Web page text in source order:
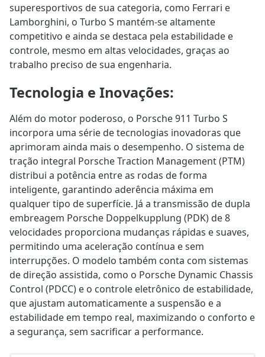
superesportivos de sua categoria, como Ferrari e
Lamborghini, o Turbo S mantém-se altamente
competitivo e ainda se destaca pela estabilidade e
controle, mesmo em altas velocidades, graças ao
trabalho preciso de sua engenharia.
Tecnologia e Inovações:
Além do motor poderoso, o Porsche 911 Turbo S
incorpora uma série de tecnologias inovadoras que
aprimoram ainda mais o desempenho. O sistema de
tração integral Porsche Traction Management (PTM)
distribui a potência entre as rodas de forma
inteligente, garantindo aderência máxima em
qualquer tipo de superfície. Já a transmissão de dupla
embreagem Porsche Doppelkupplung (PDK) de 8
velocidades proporciona mudanças rápidas e suaves,
permitindo uma aceleração contínua e sem
interrupções. O modelo também conta com sistemas
de direção assistida, como o Porsche Dynamic Chassis
Control (PDCC) e o controle eletrônico de estabilidade,
que ajustam automaticamente a suspensão e a
estabilidade em tempo real, maximizando o conforto e
a segurança, sem sacrificar a performance.